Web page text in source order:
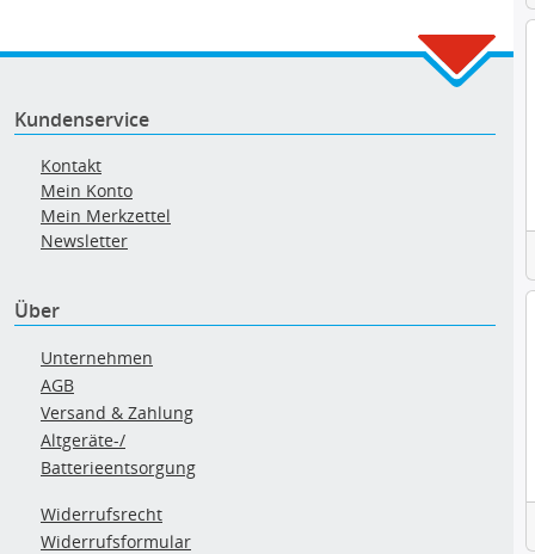
Kundenservice
Kontakt
Mein Konto
Mein Merkzettel
Newsletter
Über
Unternehmen
AGB
Versand & Zahlung
Altgeräte-/
Batterieentsorgung
Widerrufsrecht
Widerrufsformular